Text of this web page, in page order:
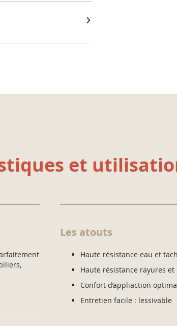
et
Les atouts
Haute résistance eau et
Haute résistance rayures et
Confort d’appliaction
Entretien facile : lessivable